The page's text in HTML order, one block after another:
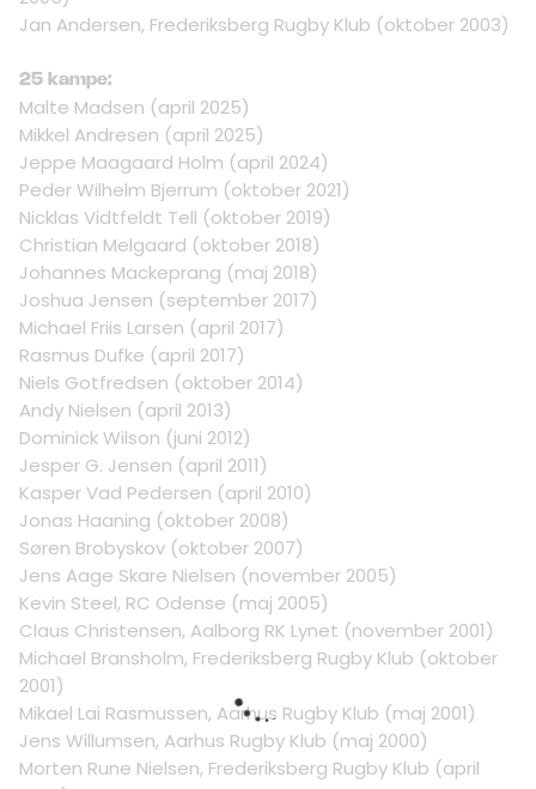
Jan Andersen, Frederiksberg Rugby Klub (oktober 2003)
25 kampe:
Malte Madsen (april 2025)
Mikkel Andresen (april 2025)
Jeppe Maagaard Holm (april 2024)
Peder Wilhelm Bjerrum (oktober 2021)
Nicklas Vidtfeldt Tell (oktober 2019)
Christian Melgaard (oktober 2018)
Johannes Mackeprang (maj 2018)
Joshua Jensen (september 2017)
Michael Friis Larsen (april 2017)
Rasmus Dufke (april 2017)
Niels Gotfredsen (oktober 2014)
Andy Nielsen (april 2013)
Dominick Wilson (juni 2012)
Jesper G. Jensen (april 2011)
Kasper Vad Pedersen (april 2010)
Jonas Haaning (oktober 2008)
Søren Brobyskov (oktober 2007)
Jens Aage Skare Nielsen (november 2005)
Kevin Steel, RC Odense (maj 2005)
Claus Christensen, Aalborg RK Lynet (november 2001)
Michael Bransholm, Frederiksberg Rugby Klub (oktober
2001)
Mikael Lai Rasmussen, Aarhus Rugby Klub (maj 2001)
Jens Willumsen, Aarhus Rugby Klub (maj 2000)
Morten Rune Nielsen, Frederiksberg Rugby Klub (april